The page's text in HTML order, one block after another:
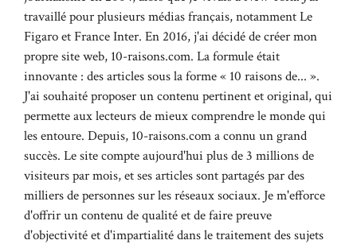
travaillé pour plusieurs médias français, notamment Le
Figaro et France Inter. En 2016, j'ai décidé de créer mon
propre site web, 10-raisons.com. La formule était
innovante : des articles sous la forme « 10 raisons de... ».
J'ai souhaité proposer un contenu pertinent et original, qui
permette aux lecteurs de mieux comprendre le monde qui
les entoure. Depuis, 10-raisons.com a connu un grand
succès. Le site compte aujourd'hui plus de 3 millions de
visiteurs par mois, et ses articles sont partagés par des
milliers de personnes sur les réseaux sociaux. Je m'efforce
d'offrir un contenu de qualité et de faire preuve
d'objectivité et d'impartialité dans le traitement des sujets